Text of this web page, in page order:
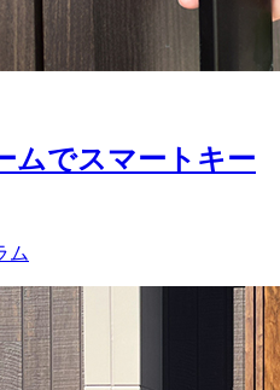
ムでスマートキー
ム